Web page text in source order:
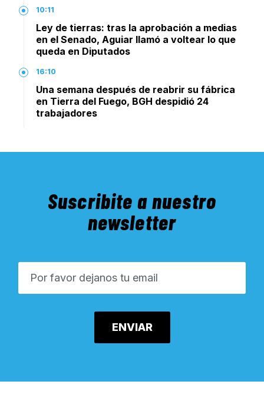
10:11
Ley de tierras: tras la aprobación a medias
en el Senado, Aguiar llamó a voltear lo que
queda en Diputados
16:10
Una semana después de reabrir su fábrica
en Tierra del Fuego, BGH despidió 24
trabajadores
Suscribite a nuestro
newsletter